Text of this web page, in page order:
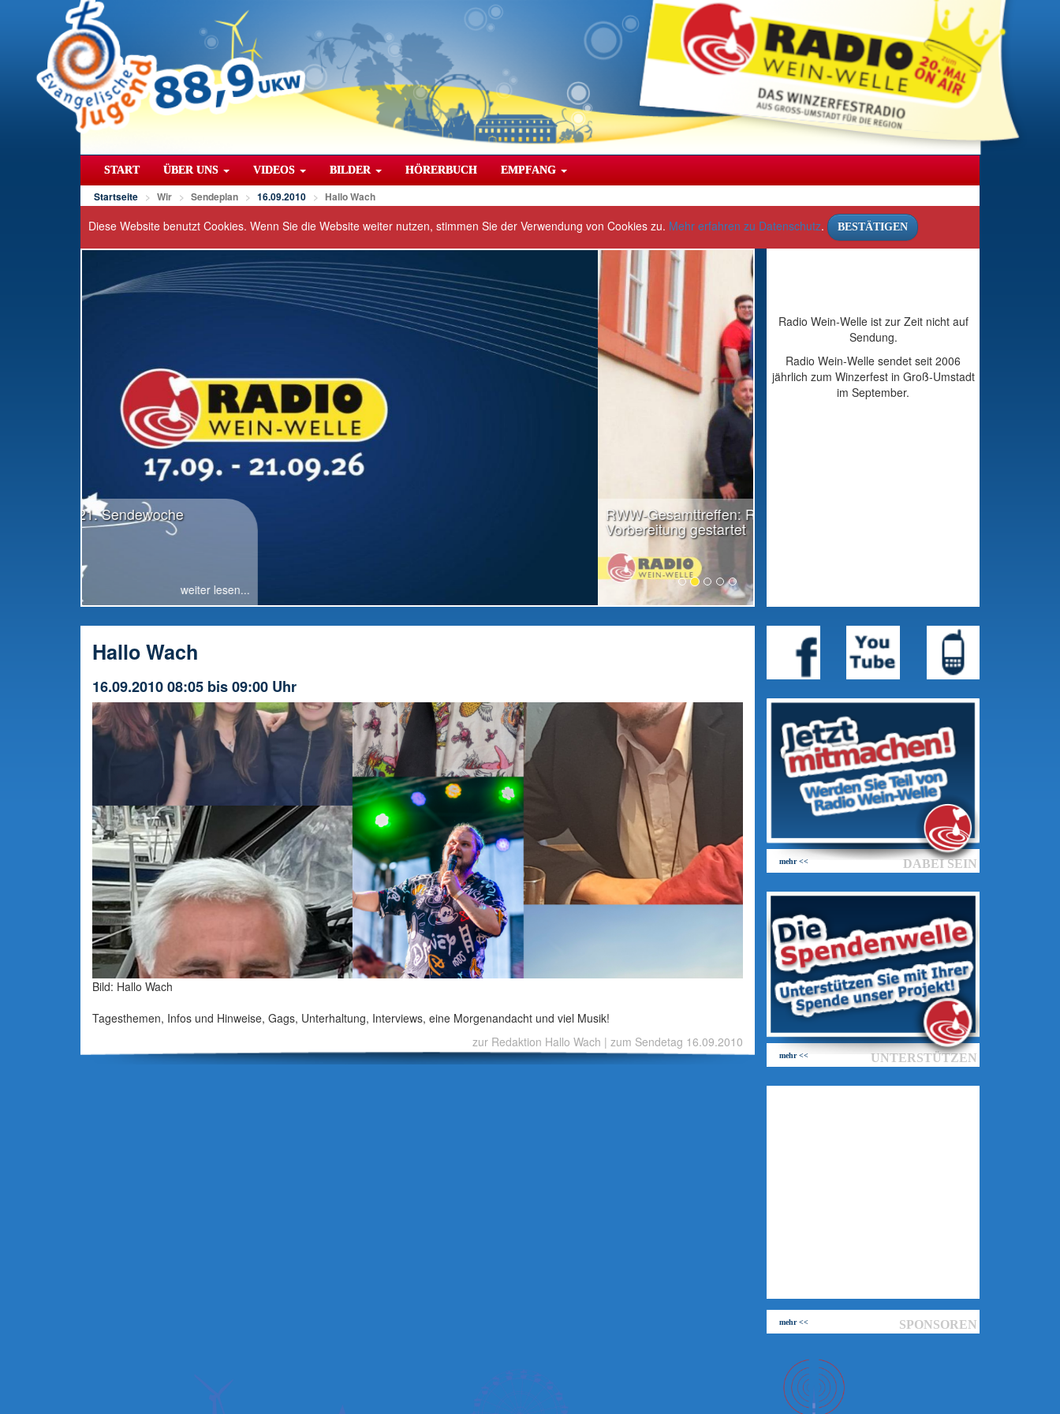
START ÜBER UNS VIDEOS BILDER HÖRERBUCH EMPFANG
Startseite Wir Sendeplan 16.09.2010 Hallo Wach
Diese Website benutzt Cookies. Wenn Sie die Website weiter nutzen, stimmen Sie der Verwendung von Cookies zu. Mehr erfahren zu Datenschutz. BESTÄTIGEN
RWW-Gesamttreffen: Radio offiziell in die
Vorbereitung gestartet
Radio Wein-Welle ist zur Zeit nicht auf
Sendung.
Radio Wein-Welle sendet seit 2006
jährlich zum Winzerfest in Groß-Umstadt
im September.
Hallo Wach
16.09.2010 08:05 bis 09:00 Uhr
Bild: Hallo Wach
Tagesthemen, Infos und Hinweise, Gags, Unterhaltung, Interviews, eine Morgenandacht und viel Musik!
zur Redaktion Hallo Wach | zum Sendetag 16.09.2010
DABEI SEIN
mehr <<
UNTERSTÜTZEN
mehr <<
SPONSOREN
mehr <<